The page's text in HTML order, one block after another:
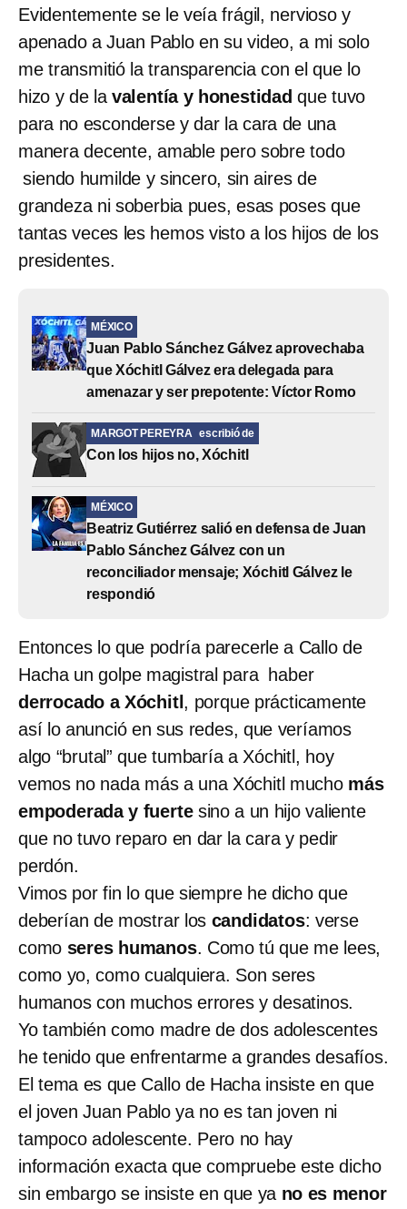
Evidentemente se le veía frágil, nervioso y
apenado a Juan Pablo en su video, a mi solo
me transmitió la transparencia con el que lo
hizo y de la valentía y honestidad que tuvo
para no esconderse y dar la cara de una
manera decente, amable pero sobre todo
siendo humilde y sincero, sin aires de
grandeza ni soberbia pues, esas poses que
tantas veces les hemos visto a los hijos de los
presidentes.
MÉXICO
Juan Pablo Sánchez Gálvez aprovechaba
que Xóchitl Gálvez era delegada para
amenazar y ser prepotente: Víctor Romo
MARGOT PEREYRA escribió de
Con los hijos no, Xóchitl
MÉXICO
Beatriz Gutiérrez salió en defensa de Juan
Pablo Sánchez Gálvez con un
reconciliador mensaje; Xóchitl Gálvez le
respondió
Entonces lo que podría parecerle a Callo de
Hacha un golpe magistral para haber
derrocado a Xóchitl , porque prácticamente
así lo anunció en sus redes, que veríamos
algo “brutal” que tumbaría a Xóchitl, hoy
vemos no nada más a una Xóchitl mucho más
empoderada y fuertesino a un hijo valiente
que no tuvo reparo en dar la cara y pedir
perdón.
Vimos por fin lo que siempre he dicho que
deberían de mostrar los candidatos: verse
como seres humanos. Como tú que me lees,
como yo, como cualquiera. Son seres
humanos con muchos errores y desatinos.
Yo también como madre de dos adolescentes
he tenido que enfrentarme a grandes desafíos.
El tema es que Callo de Hacha insiste en que
el joven Juan Pablo ya no es tan joven ni
tampoco adolescente. Pero no hay
información exacta que compruebe este dicho
sin embargo se insiste en que ya no es menor